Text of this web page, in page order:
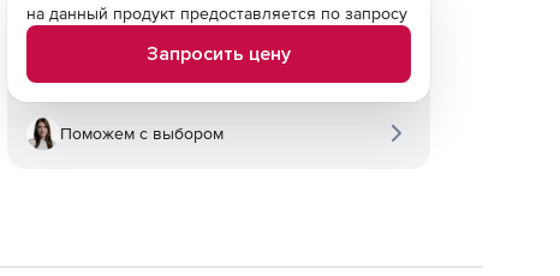
на данный продукт предоставляется по запросу
Запросить цену
Поможем с выбором